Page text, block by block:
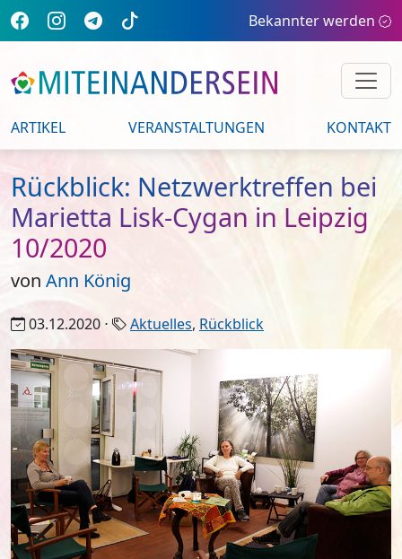
Bekannter werden
ARTIKEL VERANSTALTUNGEN KONTAKT
Rückblick: Netzwerktreffen bei
Marietta Lisk-Cygan in Leipzig
10/2020
von Ann König
03.12.2020 ⋅ Aktuelles, Rückblick